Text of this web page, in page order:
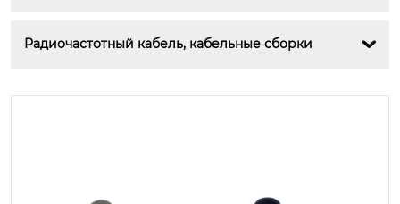
Радиочастотный кабель, кабельные сборки 